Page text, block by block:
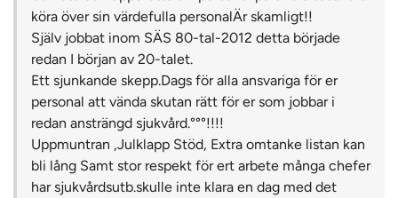
köra över sin värdefulla personalÄr skamligt!!
Själv jobbat inom SÄS 80-tal-2012 detta började
redan I början av 20-talet.
Ett sjunkande skepp.Dags för alla ansvariga för er
personal att vända skutan rätt för er som jobbar i
redan ansträngd sjukvård.°°°!!!!
Uppmuntran ,Julklapp Stöd, Extra omtanke listan kan
bli lång Samt stor respekt för ert arbete många chefer
har sjukvårdsutb.skulle inte klara en dag med det